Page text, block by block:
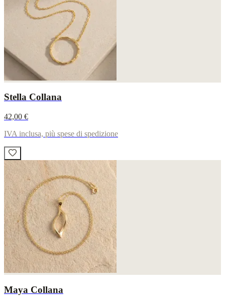
Stella Collana
42,00 €
IVA inclusa, più spese di spedizione
Maya Collana